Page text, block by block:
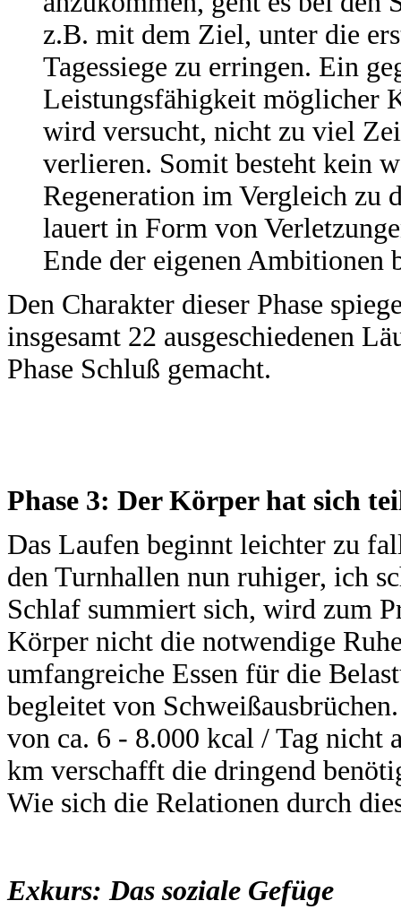
z.B. mit dem Ziel, unter die
Tagessiege zu erringen. Ein
Leistungsfähigkeit möglicher
wird versucht, nicht zu viel
verlieren. Somit besteht kein
Regeneration im Vergleich zu
lauert in Form von
Ende der eigenen Ambitionen
Den Charakter dieser Phase
insgesamt 22 ausgeschiedenen
Phase Schluß gemacht.
Phase 3: Der Körper hat sich
Das Laufen beginnt leichter zu
den Turnhallen nun ruhiger, ich
Schlaf summiert sich, wird zum
Körper nicht die notwendige
umfangreiche Essen für die
begleitet von
von ca. 6 - 8.000 kcal / Tag nicht
km verschafft die dringend
Wie sich die Relationen durch
Exkurs: Das soziale Gefüge